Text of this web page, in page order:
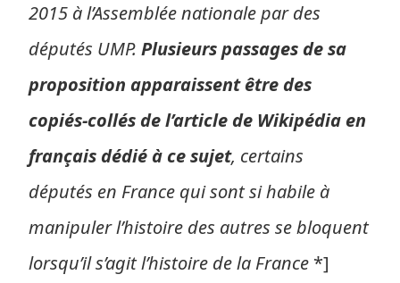
2015 à l’Assemblée nationale par des
députés UMP. Plusieurs passages de sa
proposition apparaissent être des
copiés-collés de l’article de Wikipédia en
français dédié à ce sujet, certains
députés en France qui sont si habile à
manipuler l’histoire des autres se bloquent
lorsqu’il s’agit l’histoire de la France *]